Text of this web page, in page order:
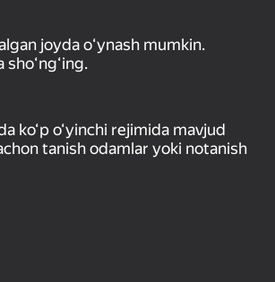
joyda oʻynash mumkin.
ko‘p o‘yinchi rejimida mavjud
tanish odamlar yoki notanish